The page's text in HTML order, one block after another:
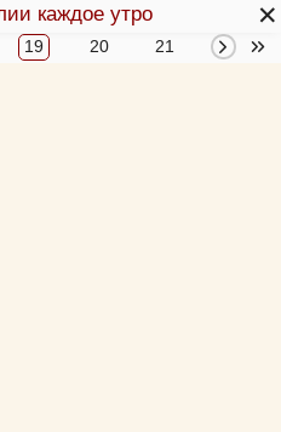
19 20 21
каждое утро ✕